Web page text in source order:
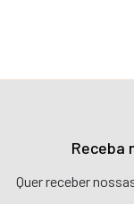
Receba
Quer receber